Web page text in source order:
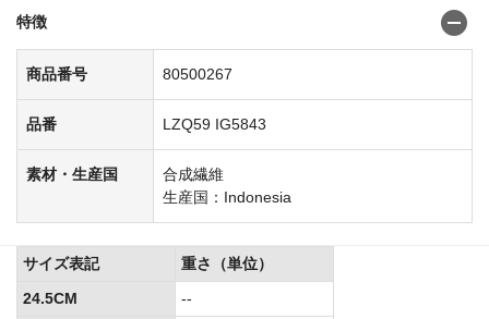
特徴
商品番号 80500267
品番 LZQ59 IG5843
素材・生産国
合成繊維
生産国：Indonesia
サイズ表記
重さ（単位）
24.5CM
--